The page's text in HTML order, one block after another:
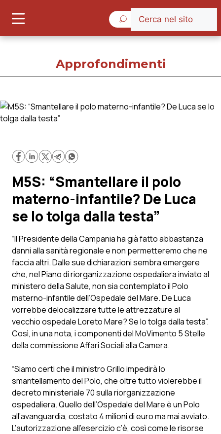
Venerdì 7 Agosto 2026
Governo e Parlamento
Regioni e Asl
Lavoro e Professioni
Scienza e Farmaci
Studi e Analisi
Lettere al direttore
Edizioni Regionali
QS Pro
Professionisti Sanitari.AI
Abruzzo
Basilicata
QS Pro Gold
Artrite & artrosi
QS Club Newsletter
Approfondimenti
M5S: “Smantellare il polo
materno-infantile? De Luca
se lo tolga dalla testa”
“Il Presidente della Campania ha già fatto abbastanza
danni alla sanità regionale e non permetteremo che ne
faccia altri. Dalle sue dichiarazioni sembra emergere
che, nel Piano di riorganizzazione ospedaliera inviato al
ministero della Salute, non sia contemplato il Polo
materno-infantile dell’Ospedale del Mare. De Luca
vorrebbe delocalizzare tutte le attrezzature al
vecchio ospedale Loreto Mare? Se lo tolga dalla testa”.
Così, in una nota, i componenti del MoVimento 5 Stelle
della commissione Affari Sociali alla Camera.
“Siamo certi che il ministro Grillo impedirà lo
smantellamento del Polo, che oltre tutto violerebbe il
decreto ministeriale 70 sulla riorganizzazione
ospedaliera. Quello dell’Ospedale del Mare è un Polo
all’avanguardia, costato 4 milioni di euro ma mai avviato.
L’autorizzazione all’esercizio c’è, così come le risorse